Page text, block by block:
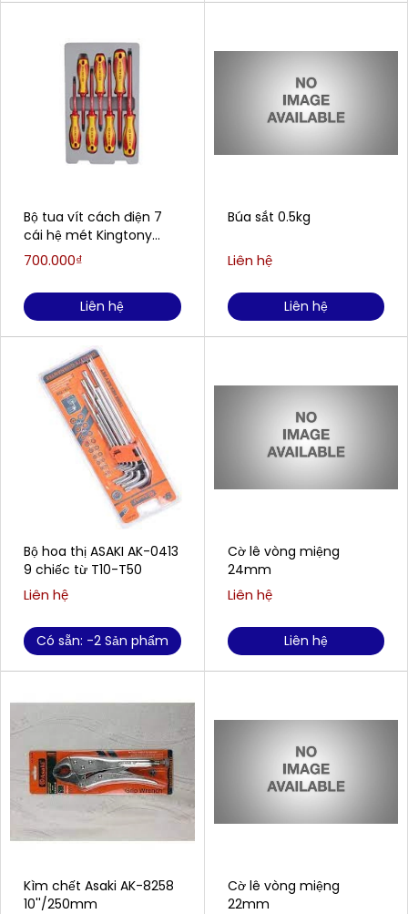
Bộ tua vít cách điện 7
cái hệ mét Kingtony
30617MR
700.000₫
Liên hệ
Bộ hoa thị ASAKI AK-0413
9 chiếc từ T10-T50
Liên hệ
Có sẵn: -2 Sản phẩm
Kìm chết Asaki AK-8258
10''/250mm
Búa sắt 0.5kg
Liên hệ
Liên hệ
Cờ lê vòng miệng
24mm
Liên hệ
Liên hệ
Cờ lê vòng miệng
22mm